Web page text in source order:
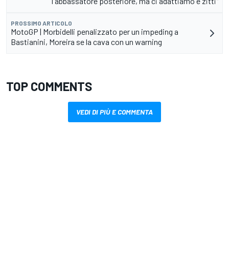
PROSSIMO ARTICOLO
MotoGP | Morbidelli penalizzato per un impeding a
Bastianini, Moreira se la cava con un warning
TOP COMMENTS
VEDI DI PIÙ E COMMENTA